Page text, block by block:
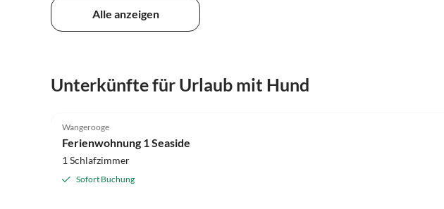
Alle anzeigen
Unterkünfte für Urlaub mit Hund
Wangerooge
Ferienwohnung 1 Seaside
1 Schlafzimmer
Sofort Buchung